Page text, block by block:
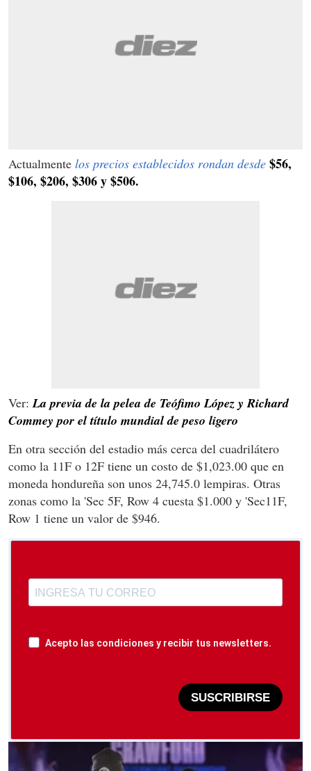
Actualmente los precios establecidos rondan desde $56,
$106, $206, $306 y $506.
Ver:La previa de la pelea de Teófimo López y Richard
Commey por el título mundial de peso ligero
En otra sección del estadio más cerca del cuadrilátero
como la 11F o 12F tiene un costo de $1,023.00 que en
moneda hondureña son unos 24,745.0 lempiras. Otras
zonas como la 'Sec 5F, Row 4 cuesta $1.000 y 'Sec11F,
Row 1 tiene un valor de $946.
Acepto las condiciones y recibir tus newsletters.
SUSCRIBIRSE